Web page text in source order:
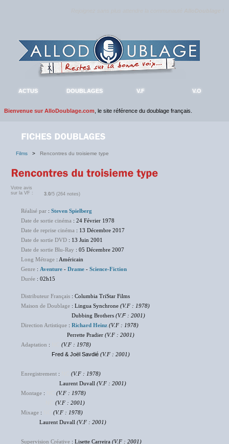
ACTUS DOUBLAGES V.F V.O
Bienvenue sur AlloDoublage.com , le site référence du doublage français.
Films > Rencontres du troisieme type
Votre avis
sur la VF :
3.0/5 (264 notes)
Réalisé par : Steven Spielberg
Date de sortie cinéma : 24 Février 1978
Date de reprise cinéma : 13 Décembre 2017
Date de sortie DVD : 13 Juin 2001
Date de sortie Blu-Ray : 05 Décembre 2007
Long Métrage : Américain
Genre : Aventure - Drame - Science-Fiction
Durée : 02h15
Distributeur Français : Columbia TriStar Films
Maison de Doublage : Lingua Synchrone (V.F : 1978)
Dubbing Brothers (V.F: 2001)
Direction Artistique : Richard Heinz (V.F : 1978)
Perrette Pradier (V.F : 2001)
Adaptation :
(V.F : 1978)
Fred & Joël Savdié (V.F : 2001)
Enregistrement :
(V.F : 1978)
Laurent Duvall (V.F : 2001)
Montage :
(V.F : 1978)
(V.F : 2001)
Mixage :
(V.F : 1978)
Laurent Duvall (V.F : 2001)
Supervision Créative : Lisette Carreira (V.F : 2001)